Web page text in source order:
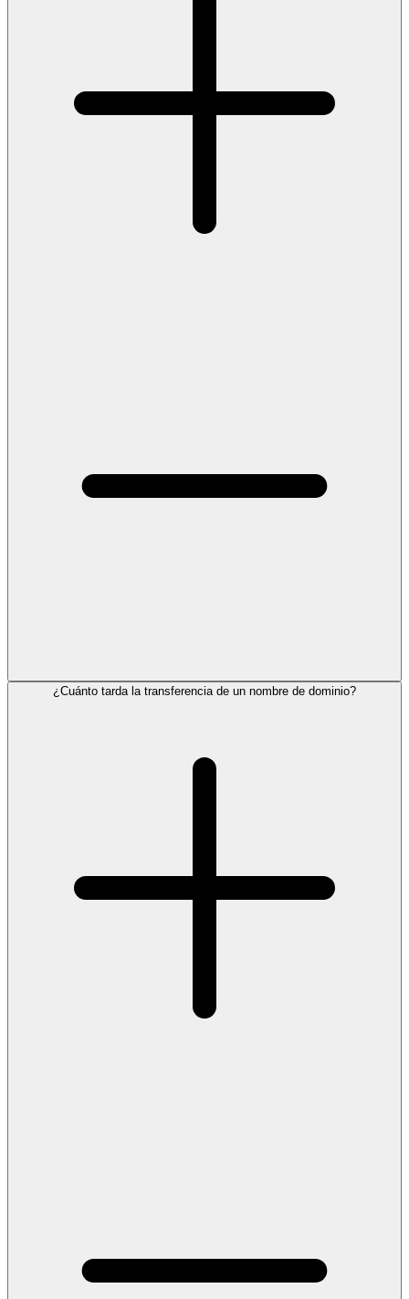
¿Cuánto tarda la transferencia de un nombre de dominio?